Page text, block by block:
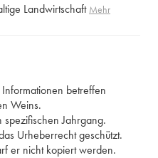
Landwirtschaft Mehr
betreffen
Weins.
Jahrgang.
Urheberrecht geschützt.
er nicht kopiert werden.